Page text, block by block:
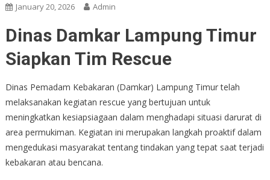
January 20, 2026 Admin
Dinas Damkar Lampung Timur
Siapkan Tim Rescue
Dinas Pemadam Kebakaran (Damkar) Lampung Timur telah
melaksanakan kegiatan rescue yang bertujuan untuk
meningkatkan kesiapsiagaan dalam menghadapi situasi darurat di
area permukiman. Kegiatan ini merupakan langkah proaktif dalam
mengedukasi masyarakat tentang tindakan yang tepat saat terjadi
kebakaran atau bencana.